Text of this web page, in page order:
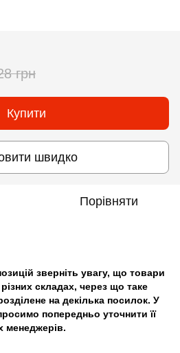
грн
Купити
швидко
Порівняти
зверніть увагу, що товари
складах, через що таке
на декілька посилок. У
попередньо уточнити її
менеджерів.